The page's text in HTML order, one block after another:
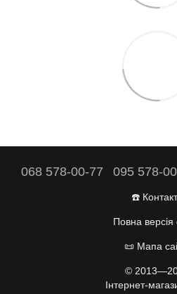
068 578-00-77 095 578-
☎️
Повна версія
📜 Мапа
©
Інтернет-